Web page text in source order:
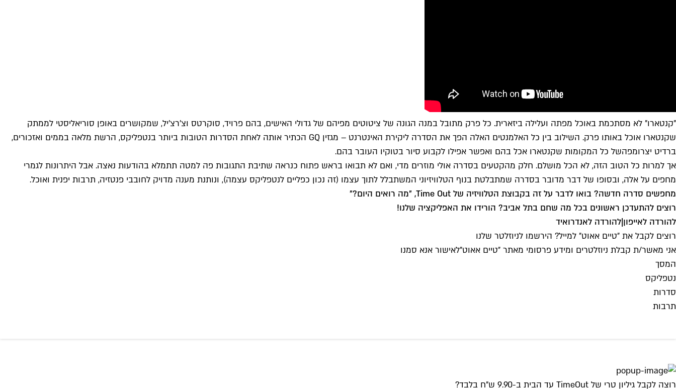
"קנטארו" לא מסתכמת באוכל מפתה ועלילה ביזארית. כל פרק מתובל במנה הגונה של ציטוטים מפיהם של גדולי האישים, בהם פרויד, סוקרטס וצ'רצ'יל, שמקושרים באופן סוריאליסטי לממתק
שקנטארו אוכל באותו פרק. השילוב בין כל האלמנטים האלה הפך את הסדרה ליקירת האינטרנט – מגזין GQ הכתיר אותה לאחת הסדרות הטובות ביותר בנטפליקס, הרשת מלאה בממים ואזכורים,
ברדיט יצרומפהשל כל המקומות שקנטארו אכל בהם ואפשר אפילו לקבוע סיור בטוקיו העובר בהם.
אך למרות כל הטוב הזה, לא הכל מושלם. חלק מהקטעים בסדרה אולי מוזרים מדי, ואם לא תבואו בראש פתוח כנראה שתיבת התגובות פה למטה תתמלא בהודעות נאצה. אבל היתרונות לגמרי
מחפים על אלה, ובסופו של דבר מדובר בסדרה שמתבלטת בנוף הטלוויזיוני המשתבלל לתוך עצמו (זה נכון כפליים לנטפליקס עצמה), ונותנת מענה מדויק לחובבי פנטזיה, תרבות יפנית ואוכל.
מחפשים סדרה חדשה? בואו לדבר על זה בקבוצת הטלוויזיה של Time Out, "
מה רואים היום?"
רוצים להתעדכן ראשונים בכל מה שחם בתל אביב? הורידו את האפליקציה שלנו!
להורדה לאייפון|להורדה לאנדרואיד
רוצים לקבל את ״טיים אאוט״ למייל? הירשמו לניוזלטר שלנו
אני מאשר/ת קבלת ניוזלטרים ומידע פרסומי מאתר ״טיים אאוט״לאישור אנא סמנו
המסך
נטפליקס
סדרות
תרבות
רוצה לקבל גיליון טרי של TimeOut עד הבית ב-9.90 ש"ח בלבד?